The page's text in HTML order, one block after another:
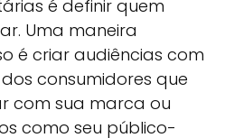
é definir quem
Uma maneira
é criar audiências com
consumidores que
com sua marca ou
como seu público-